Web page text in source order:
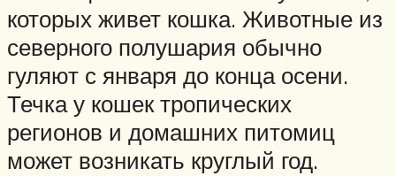
которых живет кошка. Животные из
северного полушария обычно
гуляют с января до конца осени.
Течка у кошек тропических
регионов и домашних питомиц
может возникать круглый год.